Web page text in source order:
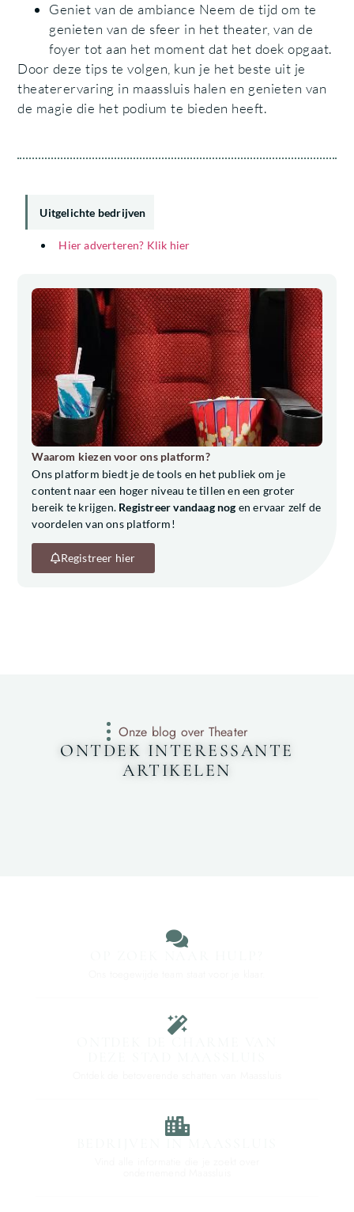
Geniet van de ambiance Neem de tijd om te
genieten van de sfeer in het theater, van de
foyer tot aan het moment dat het doek opgaat.
Door deze tips te volgen, kun je het beste uit je
theaterervaring in maassluis halen en genieten van
de magie die het podium te bieden heeft.
Uitgelichte bedrijven
Hier adverteren? Klik hier
Waarom kiezen voor ons platform?
Ons platform biedt je de tools en het publiek om je
content naar een hoger niveau te tillen en een groter
bereik te krijgen. Registreer vandaag nog en ervaar zelf de
voordelen van ons platform!
Registreer hier
Onze blog over Theater
ONTDEK INTERESSANTE
ARTIKELEN